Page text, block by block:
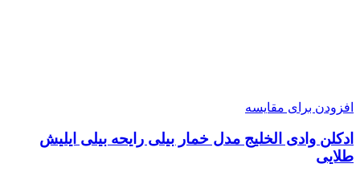
افزودن برای مقایسه
ادکلن وادی الخلیج مدل خمار بیلی رایحه بیلی ایلیش
طلایی